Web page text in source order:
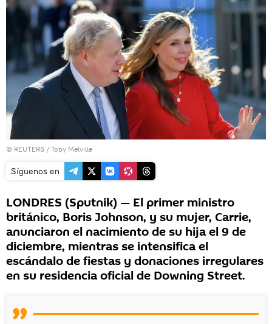
© REUTERS / Toby Melville
Síguenos en
LONDRES (Sputnik) — El primer ministro
británico, Boris Johnson, y su mujer, Carrie,
anunciaron el nacimiento de su hija el 9 de
diciembre, mientras se intensifica el
escándalo de fiestas y donaciones irregulares
en su residencia oficial de Downing Street.